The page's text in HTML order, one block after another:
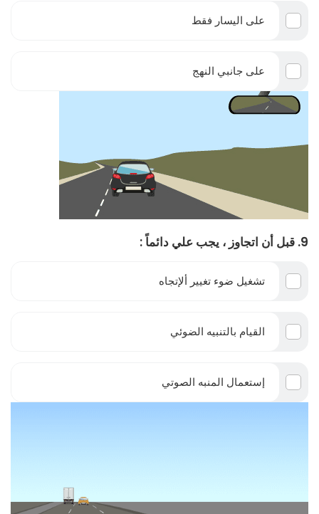
على اليسار فقط
على جانبي النهج
9. قبل أن اتجاوز ، يجب علي دائماً :
تشغيل ضوء تغيير ألإتجاه
القيام بالتنبيه الضوئي
إستعمال المنبه الصوتي